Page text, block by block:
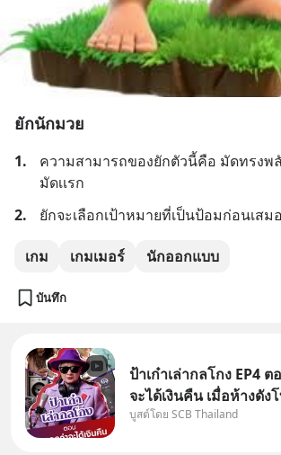
ยักนักมวย
1.
ความสามารถของยักตัวนี้คือ มัดทรงพ
มัดเเรก
2.
ยักจะเลือกเป้าหมายที่เป็นป้อมก่อนเสมอ
เกม เกมเมอร์ นักออกแบบ
บันทึก
ป้าเก๋าเล่ากลโกง EP4
จะได้เงินคืน เมื่อห้างดั
วิยะดา แจ้งเรื่องเคลมสิน
บูสต์โดย SCB Thailand